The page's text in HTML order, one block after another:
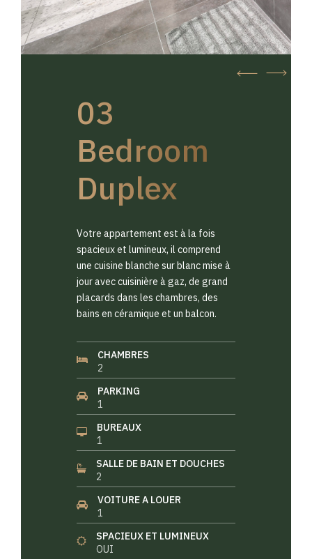
03
Bedroom
Duplex
Votre appartement est à la fois
spacieux et lumineux, il comprend
une cuisine blanche sur blanc mise à
jour avec cuisinière à gaz, de grand
placards dans les chambres, des
bains en céramique et un balcon.
CHAMBRES
2
PARKING
1
BUREAUX
1
SALLE DE BAIN ET DOUCHES
2
VOITURE A LOUER
1
SPACIEUX ET LUMINEUX
OUI